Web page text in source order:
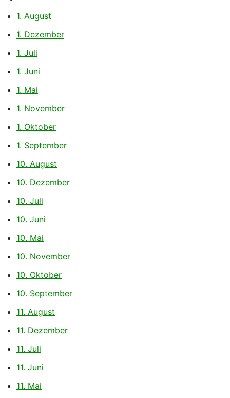
1. August
1. Dezember
1. Juli
1. Juni
1. Mai
1. November
1. Oktober
1. September
10. August
10. Dezember
10. Juli
10. Juni
10. Mai
10. November
10. Oktober
10. September
11. August
11. Dezember
11. Juli
11. Juni
11. Mai